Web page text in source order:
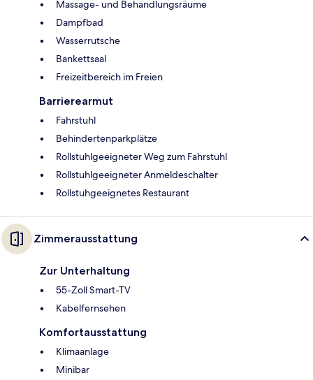
Massage- und Behandlungsräume
Dampfbad
Wasserrutsche
Bankettsaal
Freizeitbereich im Freien
Barrierearmut
Fahrstuhl
Behindertenparkplätze
Rollstuhlgeeigneter Weg zum Fahrstuhl
Rollstuhlgeeigneter Anmeldeschalter
Rollstuhgeeignetes Restaurant
Zimmerausstattung
Zur Unterhaltung
55-Zoll Smart-TV
Kabelfernsehen
Komfortausstattung
Klimaanlage
Minibar